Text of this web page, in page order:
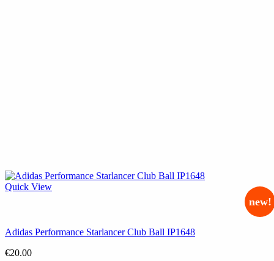
Quick View
new!
Adidas Performance Starlancer Club Ball IP1648
€20.00